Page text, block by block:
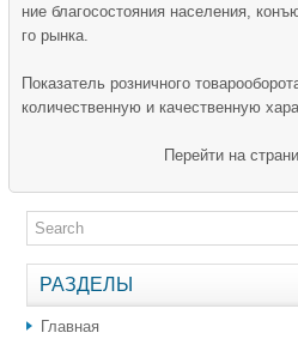
ние благосостояния населения,
го рынка.
Показатель розничного
количественную и качественную
Перейти на
РАЗДЕЛЫ
Главная